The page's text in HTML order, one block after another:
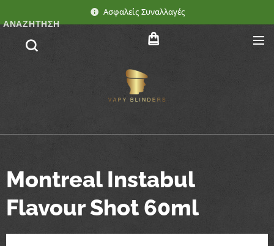
Ασφαλείς Συναλλαγές
ΑΝΑΖΉΤΗΣΗ
Montreal Instabul
Flavour Shot 60ml